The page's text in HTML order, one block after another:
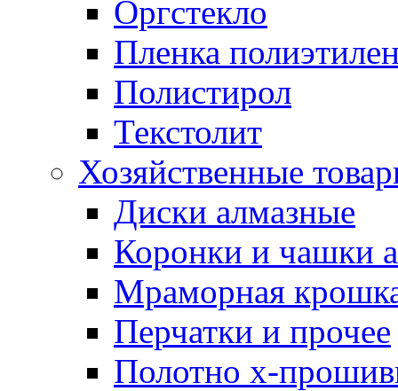
Оргстекло
Пленка
Полистирол
Текстолит
Хозяйственные
Диски алмазные
Коронки и чашки
Мраморная
Перчатки и прочее
Полотно х-